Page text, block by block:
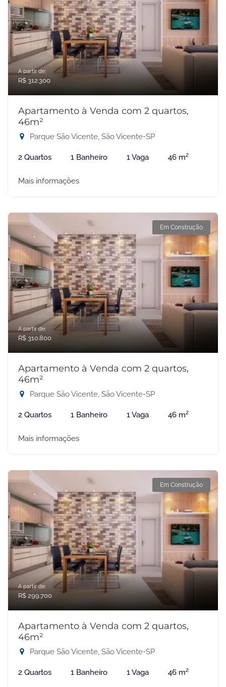
A partir de:
R$ 312.300
Apartamento à Venda com 2 quartos,
46m²
Parque São Vicente, São Vicente-SP
2 Quartos 1 Banheiro 1 Vaga 46 m²
Mais informações
Em Construção
A partir de:
R$ 310.800
Apartamento à Venda com 2 quartos,
46m²
Parque São Vicente, São Vicente-SP
2 Quartos 1 Banheiro 1 Vaga 46 m²
Mais informações
Em Construção
A partir de:
R$ 299.700
Apartamento à Venda com 2 quartos,
46m²
Parque São Vicente, São Vicente-SP
2 Quartos 1 Banheiro 1 Vaga 46 m²